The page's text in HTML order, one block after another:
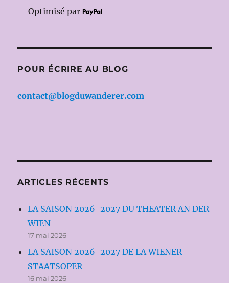
Optimisé par
POUR ÉCRIRE AU BLOG
contact@blogduwanderer.com
ARTICLES RÉCENTS
LA SAISON 2026-2027 DU THEATER AN DER
WIEN
17 mai 2026
LA SAISON 2026-2027 DE LA WIENER
STAATSOPER
16 mai 2026